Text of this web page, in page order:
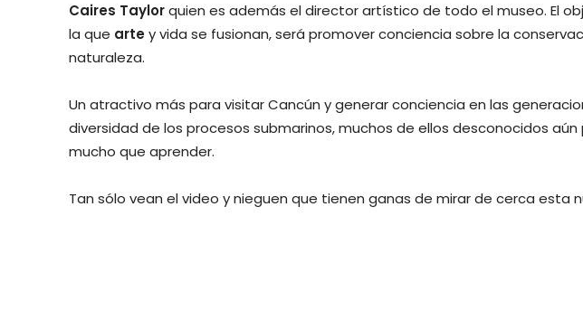
Caires Taylorquien es además el director artístico de todo el museo. El
la que artey vida se fusionan, será promover conciencia sobre la
naturaleza.
Un atractivo más para visitar Cancún y generar conciencia en las
diversidad de los procesos submarinos, muchos de ellos desconocidos
mucho que aprender.
Tan sólo vean el video y nieguen que tienen ganas de mirar de cerca esta